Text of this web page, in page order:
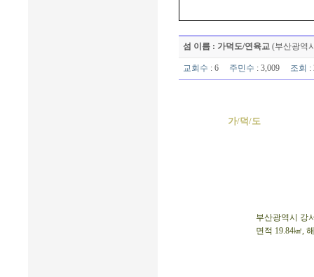
섬 이름 : 가덕도/연육교 (부산광역
교회수 : 6 주민수 : 3,009 조회 :
가/덕/도
부산광역시 강
면적 19.84㎢,